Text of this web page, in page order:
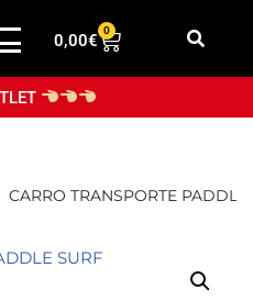
0,00€
0
CARRO TRANSPORTE PADDLE